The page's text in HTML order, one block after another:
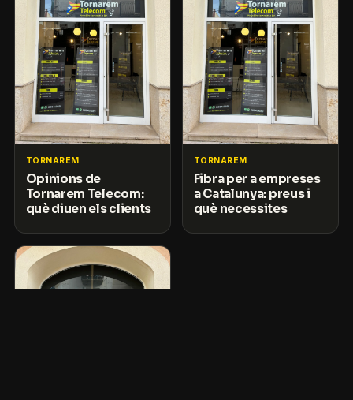
TORNAREM
Opinions de
Tornarem Telecom:
què diuen els clients
TORNAREM
Fibra per a empreses
a Catalunya: preus i
què necessites